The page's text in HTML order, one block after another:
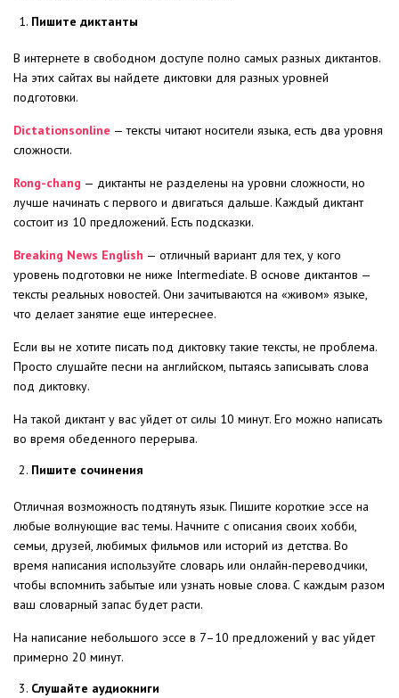
Пишите диктанты
В интернете в свободном доступе полно самых разных диктантов.
На этих сайтах вы найдете диктовки для разных уровней
подготовки.
Dictationsonline — тексты читают носители языка, есть два уровня
сложности.
Rong-chang — диктанты не разделены на уровни сложности, но
лучше начинать с первого и двигаться дальше. Каждый диктант
состоит из 10 предложений. Есть подсказки.
Breaking News English — отличный вариант для тех, у кого
уровень подготовки не ниже Intermediate. В основе диктантов —
тексты реальных новостей. Они зачитываются на «живом» языке,
что делает занятие еще интереснее.
Если вы не хотите писать под диктовку такие тексты, не проблема.
Просто слушайте песни на английском, пытаясь записывать слова
под диктовку.
На такой диктант у вас уйдет от силы 10 минут. Его можно написать
во время обеденного перерыва.
Пишите сочинения
Отличная возможность подтянуть язык. Пишите короткие эссе на
любые волнующие вас темы. Начните с описания своих хобби,
семьи, друзей, любимых фильмов или историй из детства. Во
время написания используйте словарь или онлайн-переводчики,
чтобы вспомнить забытые или узнать новые слова. С каждым разом
ваш словарный запас будет расти.
На написание небольшого эссе в 7–10 предложений у вас уйдет
примерно 20 минут.
Слушайте аудиокниги